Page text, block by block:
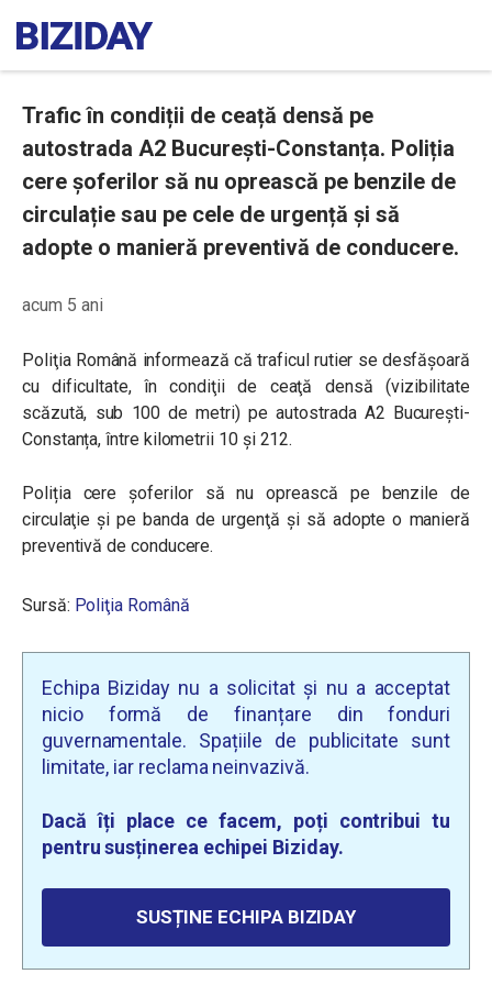
Trafic în condiții de ceață densă pe
autostrada A2 București-Constanța. Poliția
cere șoferilor să nu oprească pe benzile de
circulație sau pe cele de urgență și să
adopte o manieră preventivă de conducere.
acum 5 ani
Poliţia Română informează că traficul rutier se desfăşoară
cu dificultate, în condiţii de ceaţă densă (vizibilitate
scăzută, sub 100 de metri) pe autostrada A2 București-
Constanța,între kilometrii 10 și 212.
Poliția cere șoferilor să nu oprească pe benzile de
circulaţie şi pe banda de urgenţă șisă adopte o manieră
preventivă de conducere.
Sursă: Poliţia Română
Echipa Biziday nu a solicitat și nu a acceptat
nicio formă de finanțare din fonduri
guvernamentale. Spațiile de publicitate sunt
limitate, iar reclama neinvazivă.
Dacă îți place ce facem, poți contribui tu
pentru susținerea echipei Biziday.
SUSȚINE ECHIPA BIZIDAY